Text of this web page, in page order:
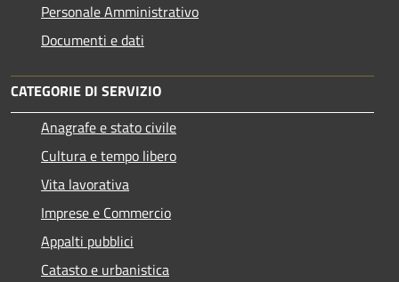
Personale Amministrativo
Documenti e dati
CATEGORIE DI SERVIZIO
Anagrafe e stato civile
Cultura e tempo libero
Vita lavorativa
Imprese e Commercio
Appalti pubblici
Catasto e urbanistica